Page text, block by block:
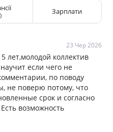
Зарплати
23 Чер 2026
лет,молодой коллектив
если чего не
по поводу
не поверю потому, что
срок и согласно
возможность